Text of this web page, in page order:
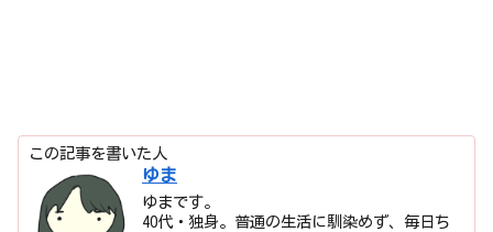
この記事を書いた人
ゆま
ゆまです。
40代・独身。普通の生活に馴染めず、毎日ち